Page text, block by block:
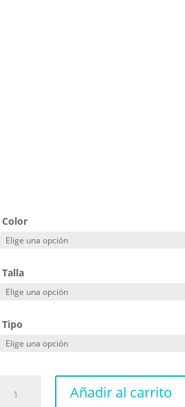
Color
Talla
Tipo
begin
Añadir al carrito